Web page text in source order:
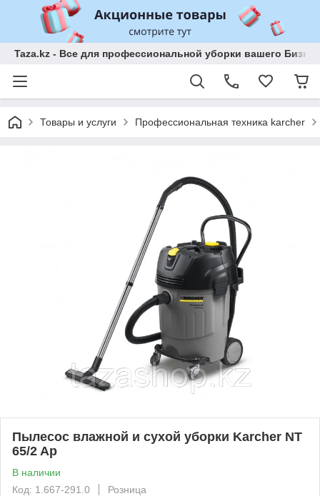
Taza.kz - Все для профессиональной уборки вашего
Товары и услуги Профессиональная техника karcher
Пылесос влажной и сухой уборки Karcher NT
65/2 Ap
В наличии
Код: 1.667-291.0
Розница